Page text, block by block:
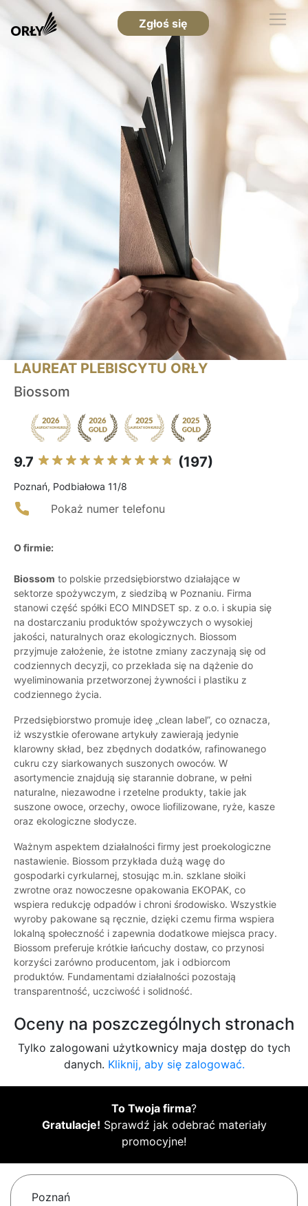
Zgłoś się
LAUREAT PLEBISCYTU ORŁY
Biossom
9.7 (197)
Poznań, Podbiałowa 11/8
Pokaż numer telefonu
O firmie:
Biossom to polskie przedsiębiorstwo działające w
sektorze spożywczym, z siedzibą w Poznaniu. Firma
stanowi część spółki ECO MINDSET sp. z o.o. i skupia się
na dostarczaniu produktów spożywczych o wysokiej
jakości, naturalnych oraz ekologicznych. Biossom
przyjmuje założenie, że istotne zmiany zaczynają się od
codziennych decyzji, co przekłada się na dążenie do
wyeliminowania przetworzonej żywności i plastiku z
codziennego życia.
Przedsiębiorstwo promuje ideę „clean label”, co oznacza,
iż wszystkie oferowane artykuły zawierają jedynie
klarowny skład, bez zbędnych dodatków, rafinowanego
cukru czy siarkowanych suszonych owoców. W
asortymencie znajdują się starannie dobrane, w pełni
naturalne, niezawodne i rzetelne produkty, takie jak
suszone owoce, orzechy, owoce liofilizowane, ryże, kasze
oraz ekologiczne słodycze.
Ważnym aspektem działalności firmy jest proekologiczne
nastawienie. Biossom przykłada dużą wagę do
gospodarki cyrkularnej, stosując m.in. szklane słoiki
zwrotne oraz nowoczesne opakowania EKOPAK, co
wspiera redukcję odpadów i chroni środowisko. Wszystkie
wyroby pakowane są ręcznie, dzięki czemu firma wspiera
lokalną społeczność i zapewnia dodatkowe miejsca pracy.
Biossom preferuje krótkie łańcuchy dostaw, co przynosi
korzyści zarówno producentom, jak i odbiorcom
produktów. Fundamentami działalności pozostają
transparentność, uczciwość i solidność.
Oceny na poszczególnych stronach
Tylko zalogowani użytkownicy maja dostęp do tych
danych. Kliknij, aby się zalogować.
To Twoja firma?
Gratulacje! Sprawdź jak odebrać materiały
promocyjne!
Poznań